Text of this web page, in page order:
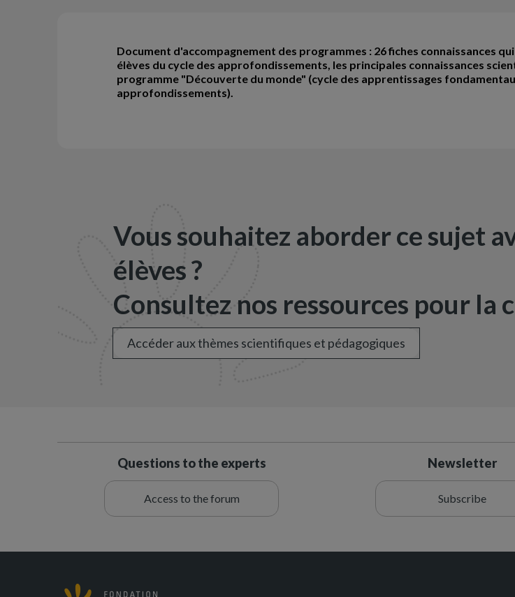
Document d'accompagnement des programmes : 26 fiches connaissances
élèves du cycle des approfondissements, les principales connaissances
programme "Découverte du monde" (cycle des apprentissages
approfondissements).
Vous souhaitez aborder ce sujet
élèves ?
Consultez nos ressources pour la
Accéder aux thèmes scientifiques et pédagogiques
Questions to the experts
Access to the forum
Newsletter
Subscribe